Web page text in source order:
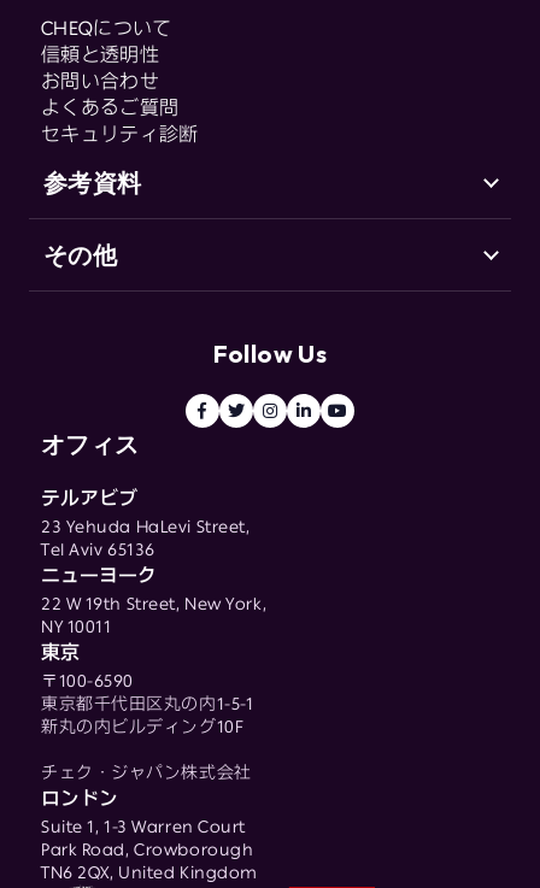
Control & Compliance
CHEQ Enforce
CHEQ Manage
CHEQについて
信頼と透明性
お問い合わせ
よくあるご質問
セキュリティ診断
参考資料
サポート（英語）
Go-to-Market セキュリティとは
その他
Follow Us
オフィス
テルアビブ
23 Yehuda HaLevi Street,
Tel Aviv 65136
ニューヨーク
22 W 19th Street, New York,
NY 10011
東京
〒100-6590
東京都千代田区丸の内1-5-1
新丸の内ビルディング10F
チェク・ジャパン株式会社
ロンドン
Suite 1, 1-3 Warren Court
Park Road, Crowborough
TN6 2QX, United Kingdom